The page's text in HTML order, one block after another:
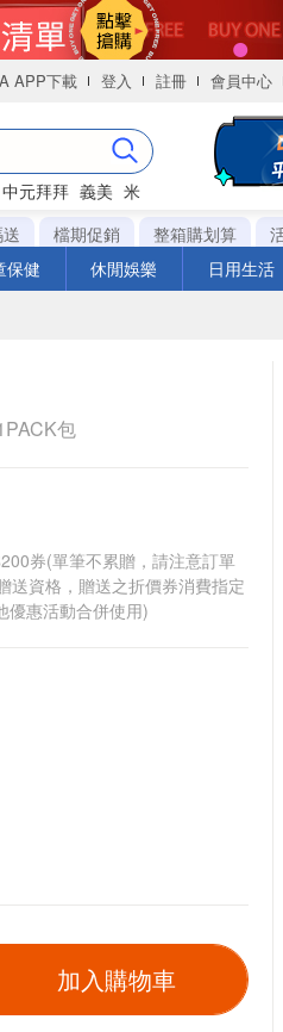
APP下載 登入 註冊 會員中心
中元拜拜 義美 米
檔期促銷 整箱購划算
保健 休閒娛樂 日用生活
包
券(單筆不累贈，請注意訂單
送資格，贈送之折價券消費指定
優惠活動合併使用)
加入購物車